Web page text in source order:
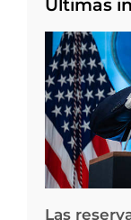
Últimas
Las